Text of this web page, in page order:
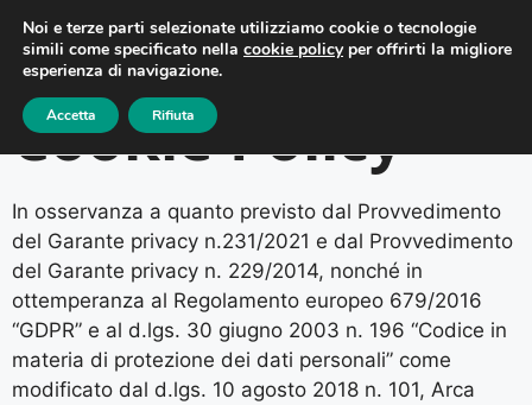
Cookie Policy
In osservanza a quanto previsto dal Provvedimento
del Garante privacy n.231/2021 e dal Provvedimento
del Garante privacy n. 229/2014, nonché in
ottemperanza al Regolamento europeo 679/2016
“GDPR” e al d.lgs. 30 giugno 2003 n. 196 “Codice in
materia di protezione dei dati personali” come
modificato dal d.lgs. 10 agosto 2018 n. 101, Arca
Noi e terze parti selezionate utilizziamo cookie o tecnologie
simili come specificato nella cookie policyper offrirti la migliore
esperienza di navigazione.
Accetta Rifiuta